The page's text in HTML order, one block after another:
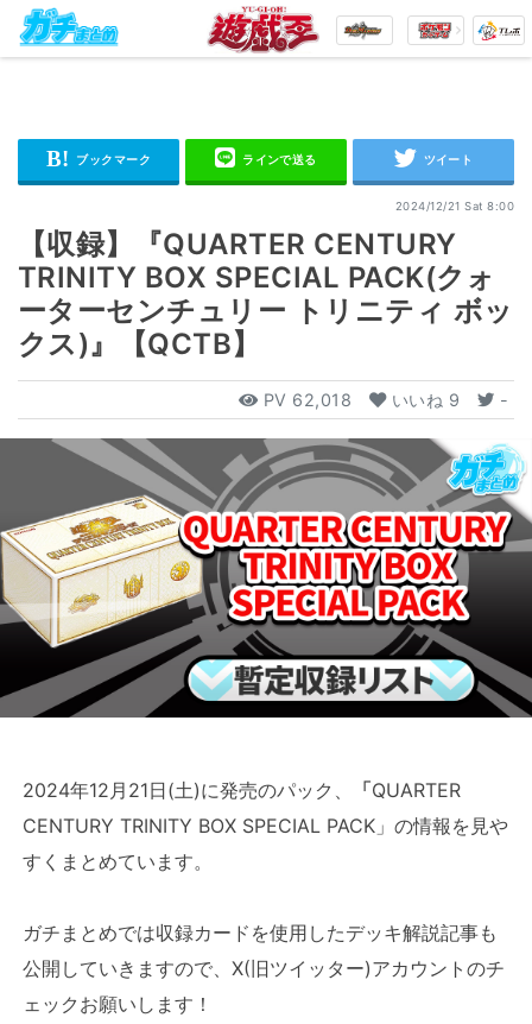
2024/12/21 Sat 8:00
【収録】『QUARTER CENTURY
TRINITY BOX SPECIAL PACK(クォ
ーターセンチュリー トリニティ ボッ
クス)』【QCTB】
PV 62,018 いいね 9 -
2024年12月21日(土)に発売のパック、 「QUARTER
CENTURY TRINITY BOX SPECIAL PACK」の情報を見や
すくまとめています。
ガチまとめでは収録カードを使用したデッキ解説記事も
公開していきますので、X(旧ツイッター)アカウントのチ
ェックお願いします！